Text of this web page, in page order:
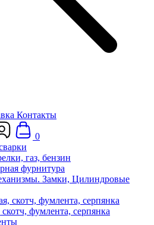
Контакты
0
газ, бензин
фурнитура
Замки, Цилиндровые
фумлента, серпянка